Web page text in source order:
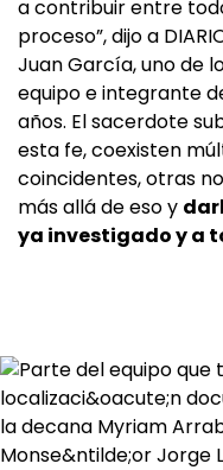
a contribuir entre
proceso”, dijo a
Juan García, uno de
equipo e integrante
años. El sacerdote
esta fe, coexisten
coincidentes, otras
más allá de eso y
ya investigado y a